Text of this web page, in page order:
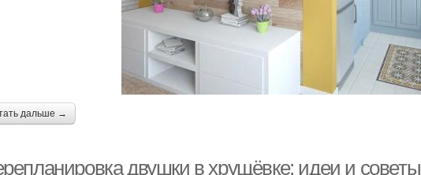
дальше →
двушки в хрущёвке: идеи и советы